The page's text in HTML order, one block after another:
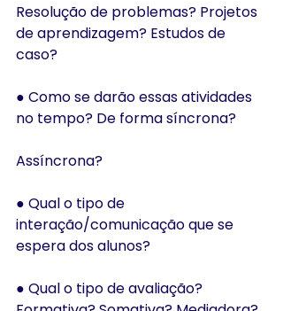
Resolução de problemas? Projetos
de aprendizagem? Estudos de
caso?
● Como se darão essas atividades
no tempo? De forma síncrona?
Assíncrona?
● Qual o tipo de
interação/comunicação que se
espera dos alunos?
● Qual o tipo de avaliação?